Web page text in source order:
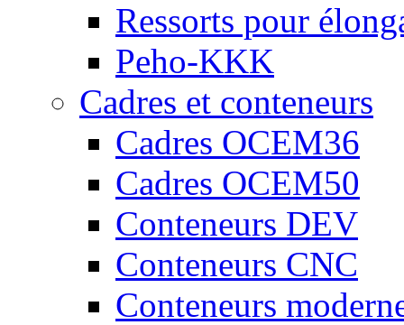
Ressorts pour
Peho-KKK
Cadres et conteneurs
Cadres OCEM36
Cadres OCEM50
Conteneurs DEV
Conteneurs CNC
Conteneurs